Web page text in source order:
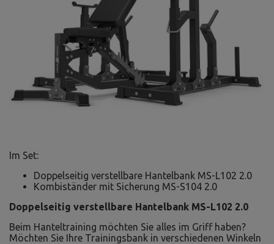
Im Set:
Doppelseitig verstellbare Hantelbank MS-L102 2.0
Kombiständer mit Sicherung MS-S104 2.0
Doppelseitig verstellbare Hantelbank MS-L102 2.0
Beim Hanteltraining möchten Sie alles im Griff haben?
Möchten Sie Ihre Trainingsbank in verschiedenen Winkeln